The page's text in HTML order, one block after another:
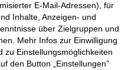
vorbehalten.
E-Mail-Adressen), für
Inhalte, Anzeigen- und
über Zielgruppen und
Mehr Infos zur Einwilligung
zu Einstellungsmöglichkeiten
den Button „Einstellungen”